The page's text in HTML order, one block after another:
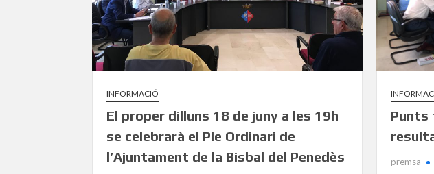
INFORMACIÓ
El proper dilluns 18 de juny a les 19h
se celebrarà el Ple Ordinari de
l’Ajuntament de la Bisbal del Penedès
Punts
premsa